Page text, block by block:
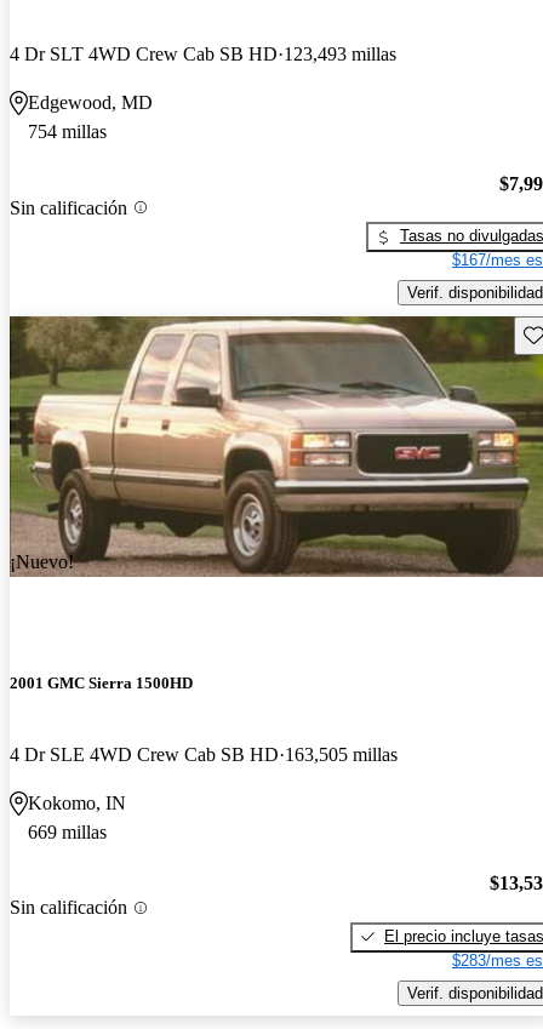
4 Dr SLT 4WD Crew Cab SB HD 123,493 millas
Edgewood, MD
754 millas
Sin calificación
Tasas no divulgadas
$167/mes
Verif. disponibilidad
¡Nuevo!
2001 GMC Sierra 1500HD
4 Dr SLE 4WD Crew Cab SB HD 163,505 millas
Kokomo, IN
669 millas
Sin calificación
El precio incluye tasas
$283/mes
Verif. disponibilidad